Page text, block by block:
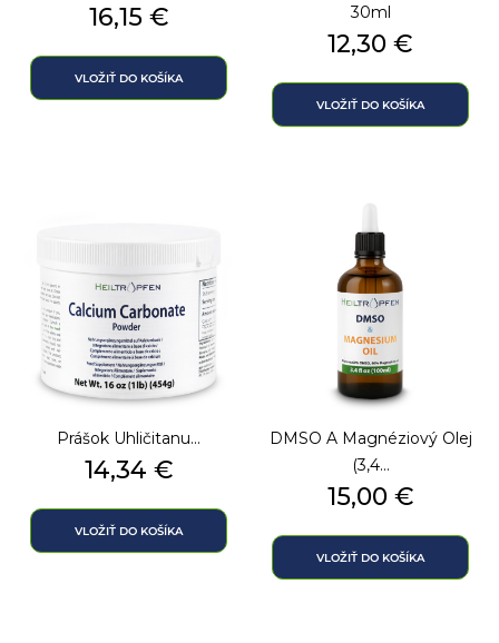
Cena
16,15 €
VLOŽIŤ DO KOŠÍKA
30ml
Cena
12,30 €
VLOŽIŤ DO KOŠÍKA
Prášok Uhličitanu...
Cena
14,34 €
VLOŽIŤ DO KOŠÍKA
DMSO A Magnéziový Olej
(3,4...
Cena
15,00 €
VLOŽIŤ DO KOŠÍKA